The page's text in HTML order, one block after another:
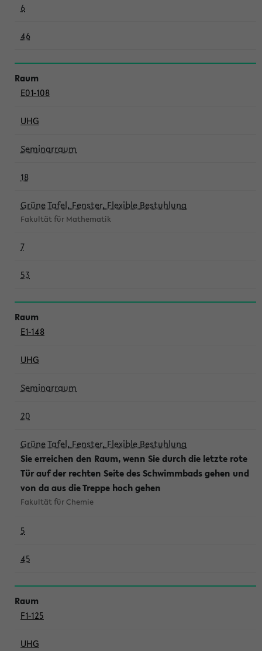
6
46
E01-108
UHG
Seminarraum
18
Grüne Tafel, Fenster, Flexible Bestuhlung
Fakultät für Mathematik
7
53
E1-148
UHG
Seminarraum
20
Grüne Tafel, Fenster, Flexible Bestuhlung
Sie erreichen den Raum, wenn Sie durch die letzte rote
Tür auf der rechten Seite des Schwimmbads gehen und
von da aus die Treppe hoch gehen
Fakultät für Chemie
5
45
F1-125
UHG